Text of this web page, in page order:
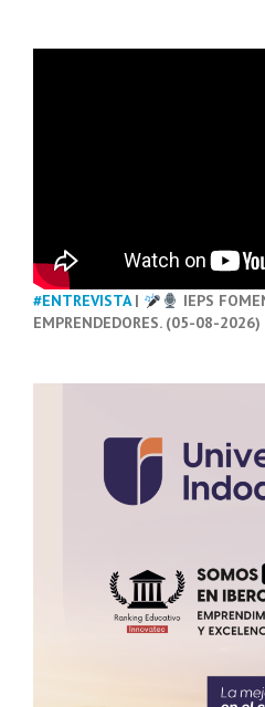
#ENTREVISTA|
IEPS
EMPRENDEDORES. (05-08-2026)